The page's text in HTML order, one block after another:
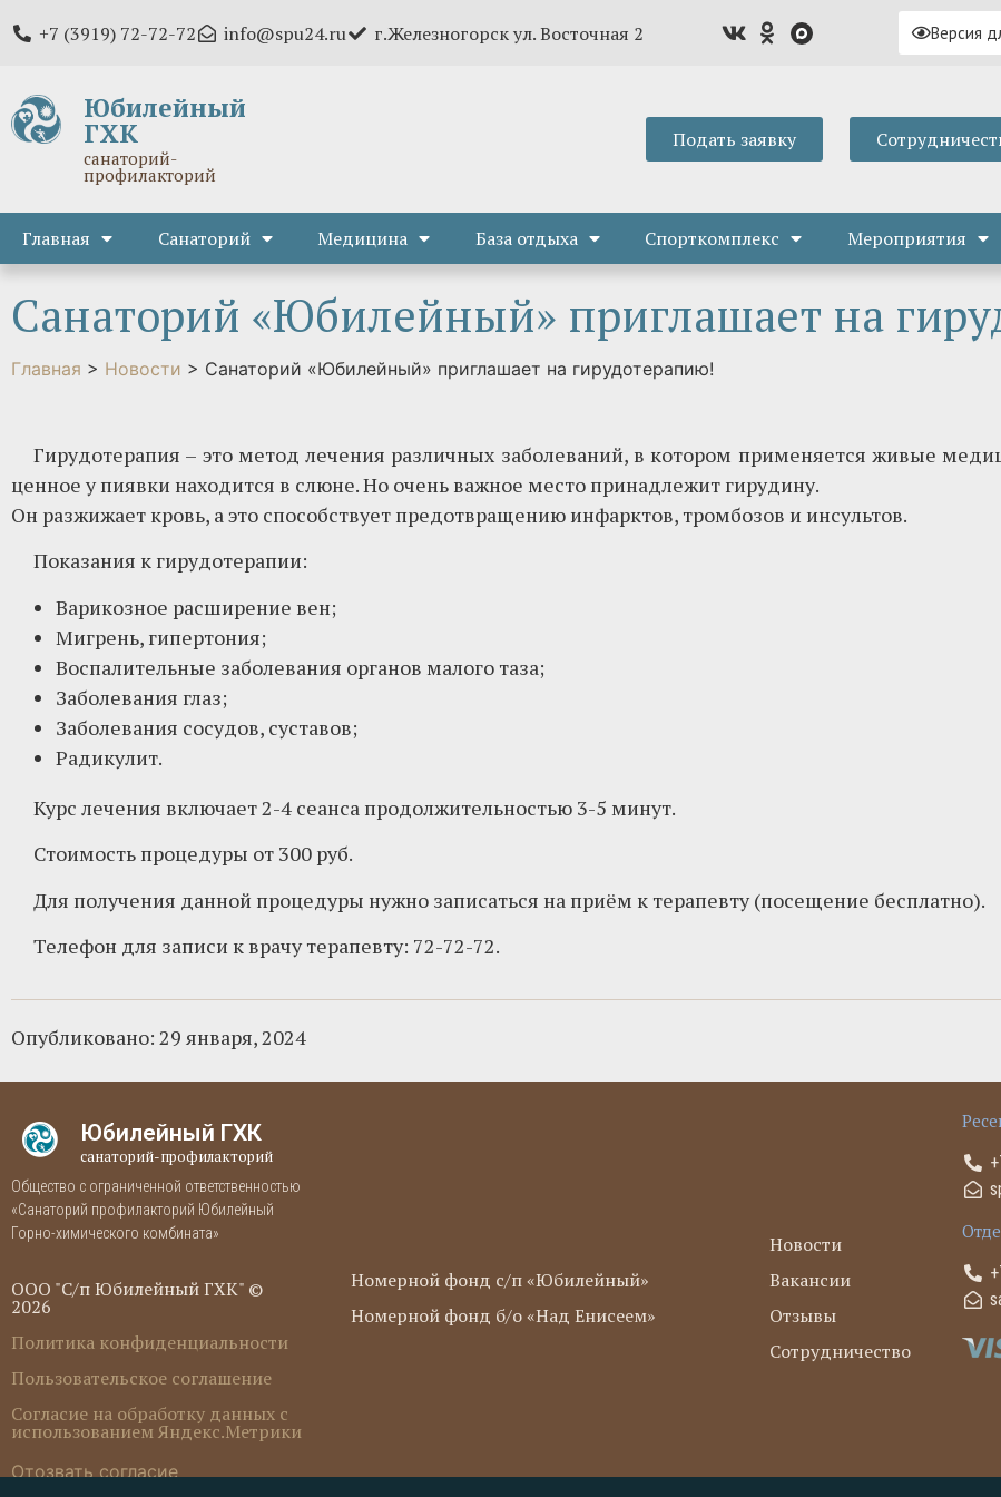
+7 (3919) 72-72-72 info@spu24.ru г.Железногорск ул. Восточная 2 Версия
Юбилейный
ГХК
санаторий-
профилакторий
Подать заявку
Главная Санаторий Медицина База отдыха Спорткомплекс Мероприятия
Санаторий «Юбилейный» приглашает на
Главная > Новости > Санаторий «Юбилейный» приглашает на гирудотерапию!
Гирудотерапия – это метод лечения различных заболеваний, в котором применяется живые
ценное у пиявки находится в слюне. Но очень важное место принадлежит гирудину.
Он разжижает кровь, а это способствует предотвращению инфарктов, тромбозов и инсультов.
Показания к гирудотерапии:
Варикозное расширение вен;
Мигрень, гипертония;
Воспалительные заболевания органов малого таза;
Заболевания глаз;
Заболевания сосудов, суставов;
Радикулит.
Курс лечения включает 2-4 сеанса продолжительностью 3-5 минут.
Стоимость процедуры от 300 руб.
Для получения данной процедуры нужно записаться на приём к терапевту (посещение бесплатно).
Телефон для записи к врачу терапевту: 72-72-72.
Опубликовано: 29 января, 2024
Юбилейный ГХК
санаторий-профилакторий
Общество с ограниченной ответственностью
«Санаторий профилакторий Юбилейный
Горно-химического комбината»
ООО "С/п Юбилейный ГХК" ©
2026
Политика конфиденциальности
Пользовательское соглашение
Согласие на обработку данных с
использованием Яндекс.Метрики
Отозвать согласие
Номерной фонд с/п «Юбилейный»
Номерной фонд б/о «Над Енисеем»
Новости
Вакансии
Отзывы
Сотрудничество